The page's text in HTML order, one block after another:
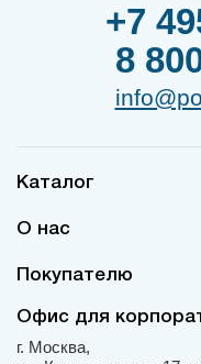
+7
8
Каталог
О нас
Покупателю
Офис для
г. Москва,